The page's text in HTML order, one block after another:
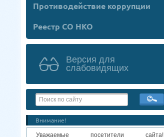
Противодействие коррупции
Реестр СО НКО
Версия для
слабовидящих
Внимание!
Уважаемые посетители сайта!